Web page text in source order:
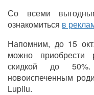
Со всеми
ознакомиться в
Напомним, до 15
можно приобрести
скидкой до
новоиспеченным
Lupilu.